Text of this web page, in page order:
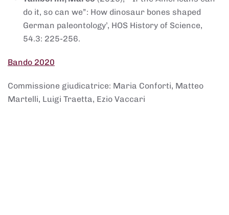
do it, so can we”: How dinosaur bones shaped
German paleontology’, HOS History of Science,
54.3: 225-256.
Bando 2020
Commissione giudicatrice: Maria Conforti, Matteo
Martelli, Luigi Traetta, Ezio Vaccari